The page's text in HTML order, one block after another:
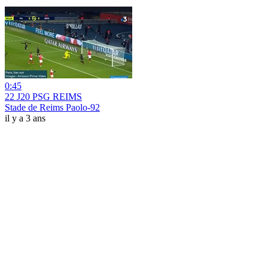
0:45
22 J20 PSG REIMS
Stade de Reims Paolo-92
il y a 3 ans